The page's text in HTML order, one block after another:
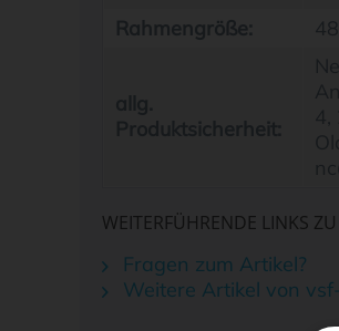
Rahmengröße:
WEITERFÜHRENDE LINKS
Fragen zum Artikel?
Weitere Artikel von